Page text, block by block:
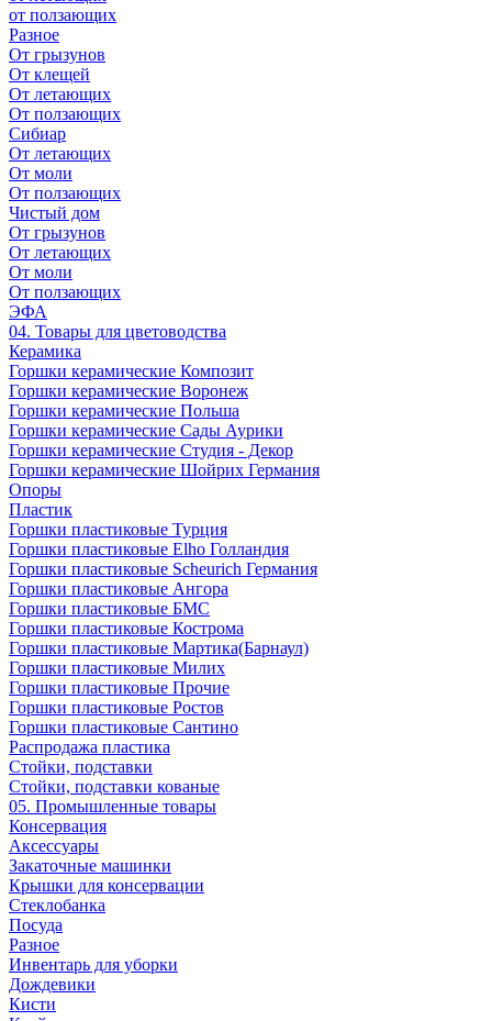
от ползающих
Разное
От грызунов
От клещей
От летающих
От ползающих
Сибиар
От летающих
От моли
От ползающих
Чистый дом
От грызунов
От летающих
От моли
От ползающих
ЭФА
04. Товары для цветоводства
Керамика
Горшки керамические Композит
Горшки керамические Воронеж
Горшки керамические Польша
Горшки керамические Сады Аурики
Горшки керамические Студия - Декор
Горшки керамические Шойрих Германия
Опоры
Пластик
Горшки пластиковые Турция
Горшки пластиковые Elho Голландия
Горшки пластиковые Scheuriсh Германия
Горшки пластиковые Ангора
Горшки пластиковые БМС
Горшки пластиковые Кострома
Горшки пластиковые Мартика(Барнаул)
Горшки пластиковые Милих
Горшки пластиковые Прочие
Горшки пластиковые Ростов
Горшки пластиковые Сантино
Распродажа пластика
Стойки, подставки
Стойки, подставки кованые
05. Промышленные товары
Консервация
Аксессуары
Закаточные машинки
Крышки для консервации
Стеклобанка
Посуда
Разное
Инвентарь для уборки
Дождевики
Кисти